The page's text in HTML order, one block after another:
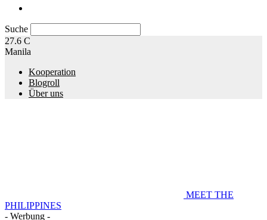
Suche
27.6 C
Manila
Kooperation
Blogroll
Über uns
MEET THE
PHILIPPINES
- Werbung -